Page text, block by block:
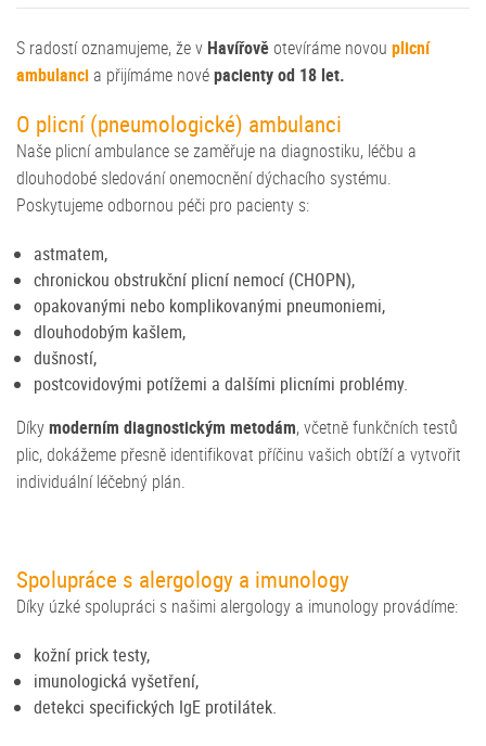
S radostí oznamujeme, že v Havířověotevíráme novou plicní
ambulanci a přijímáme novépacienty od 18 let.
O plicní (pneumologické) ambulanci
Naše plicní ambulance se zaměřuje na diagnostiku, léčbu a
dlouhodobé sledování onemocnění dýchacího systému.
Poskytujeme odbornou péči pro pacienty s:
astmatem,
chronickou obstrukční plicní nemocí (CHOPN),
opakovanými nebo komplikovanými pneumoniemi,
dlouhodobým kašlem,
dušností,
postcovidovými potížemi a dalšími plicními problémy.
Díkymoderním diagnostickým metodám, včetně funkčních testů
plic, dokážeme přesně identifikovat příčinu vašich obtíží a vytvořit
individuální léčebný plán.
Spolupráce s alergology a imunology
Díky úzké spolupráci s našimi alergology a imunology provádíme:
kožní prick testy,
imunologická vyšetření,
detekci specifických IgE protilátek.